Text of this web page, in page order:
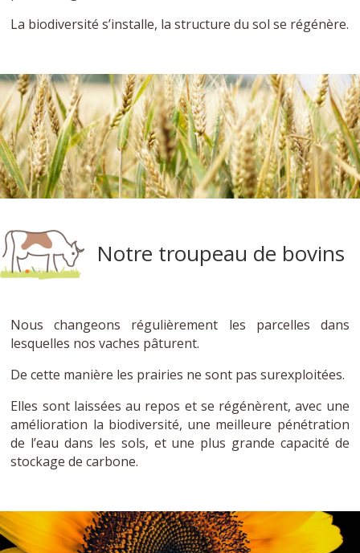
La biodiversité s’installe, la structure du sol se régénère.
Notre troupeau de bovins
Nous changeons régulièrement les parcelles dans
lesquelles nos vaches pâturent.
De cette manière les prairies ne sont pas surexploitées.
Elles sont laissées au repos et se régénèrent, avec une
amélioration la biodiversité, une meilleure pénétration
de l’eau dans les sols, et une plus grande capacité de
stockage de carbone.